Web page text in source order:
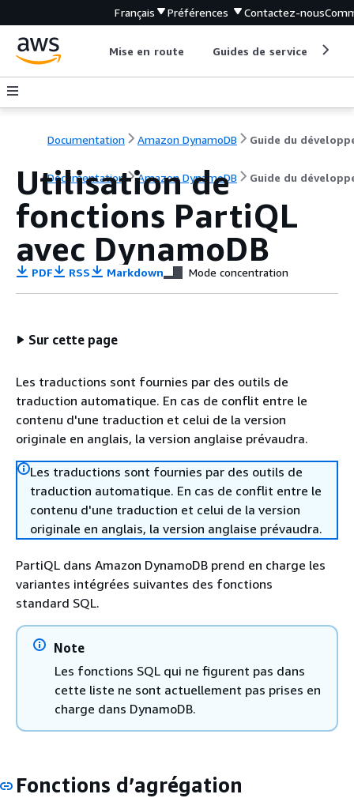
Français Préférences Contactez-nous
Mise en route Guides de service
Documentation Amazon DynamoDB Guide du
Documentation Amazon DynamoDB Guide du
Utilisation de
fonctions PartiQL
avec DynamoDB
PDF RSS Markdown Mode concentration
Sur cette page
Les traductions sont fournies par des outils de
traduction automatique. En cas de conflit entre le
contenu d'une traduction et celui de la version
originale en anglais, la version anglaise prévaudra.
Les traductions sont fournies par des outils de
traduction automatique. En cas de conflit entre le
contenu d'une traduction et celui de la version
originale en anglais, la version anglaise prévaudra.
PartiQL dans Amazon DynamoDB prend en charge les
variantes intégrées suivantes des fonctions
standard SQL.
Note
Les fonctions SQL qui ne figurent pas dans
cette liste ne sont actuellement pas prises en
charge dans DynamoDB.
Fonctions d’agrégation